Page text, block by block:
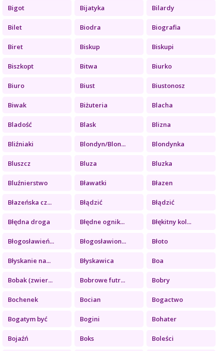
Bigot Bijatyka Bilardy
Bilet Biodra Biografia
Biret Biskup Biskupi
Biszkopt Bitwa Biurko
Biuro Biust Biustonosz
Biwak Biżuteria Blacha
Bladość Blask Blizna
Bliźniaki Blondyn/Blon... Blondynka
Bluszcz Bluza Bluzka
Bluźnierstwo Bławatki Błazen
Błazeńska cz... Błądzić Błądzić
Błędna droga Błędne ognik... Błękitny kol...
Błogosławień... Błogosławion... Błoto
Błyskanie na... Błyskawica Boa
Bobak (zwier... Bobrowe futr... Bobry
Bochenek Bocian Bogactwo
Bogatym być Bogini Bohater
Bojaźń Boks Boleści